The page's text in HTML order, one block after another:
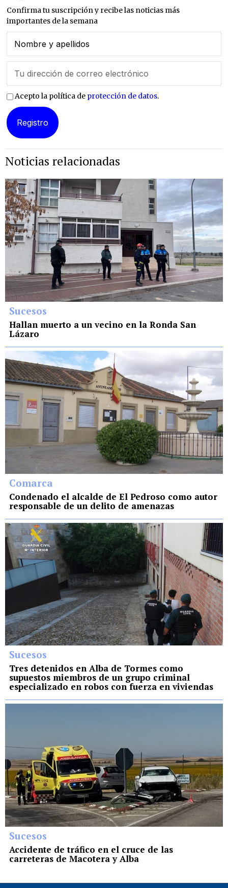
Confirma tu suscripción y recibe las noticias más
importantes de la semana
Acepto la política de protección de datos.
Noticias relacionadas
Sucesos
Hallan muerto a un vecino en la Ronda San
Lázaro
Comarca
Condenado el alcalde de El Pedroso como autor
responsable de un delito de amenazas
Sucesos
Tres detenidos en Alba de Tormes como
supuestos miembros de un grupo criminal
especializado en robos con fuerza en viviendas
Sucesos
Accidente de tráfico en el cruce de las
carreteras de Macotera y Alba